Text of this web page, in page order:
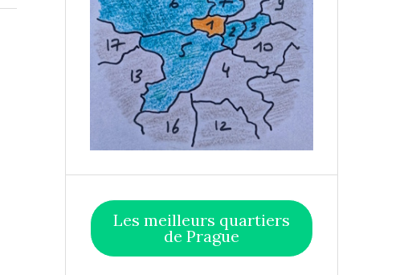
Les meilleurs quartiers
de Prague